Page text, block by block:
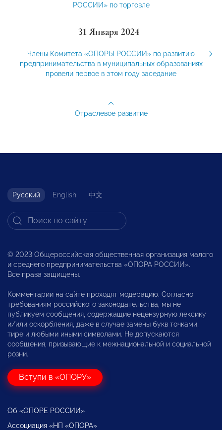
РОССИИ» по торговле
31 Января 2024
Члены Комитета «ОПОРЫ РОССИИ» по развитию
предпринимательства в муниципальных образованиях
провели первое в этом году заседание
Отраслевое развитие
Русский English 中文
© 2023 Общероссийская общественная организация малого
и среднего предпринимательства «ОПОРА РОССИИ».
Все права защищены.
Комментарии на сайте проходят модерацию. Согласно
требованиям российского законодательства, мы не
публикуем сообщения, содержащие нецензурную лексику
и/или оскорбления, даже в случае замены букв точками,
тире и любыми иными символами. Не допускаются
сообщения, призывающие к межнациональной и социальной
розни.
Вступи в «ОПОРУ»
Об «ОПОРЕ РОССИИ»
Ассоциация «НП «ОПОРА»